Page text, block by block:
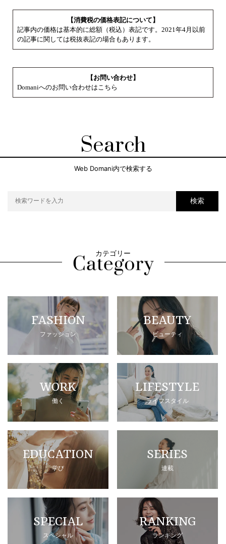
【消費税の価格表記について】
記事内の価格は基本的に総額（税込）表記です。2021年4月以前
の記事に関しては税抜表記の場合もあります。
【お問い合わせ】
Domaniへのお問い合わせはこちら
Search
Web Domani内で検索する
検索
カテゴリー
FASHION
ファッション
BEAUTY
ビューティ
WORK
働く
LIFESTYLE
ライフスタイル
EDUCATION
学び
SERIES
連載
SPECIAL
スペシャル
RANKING
ランキング